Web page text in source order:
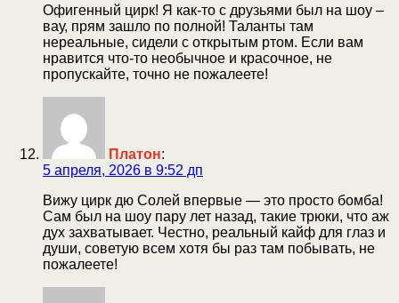
Офигенный цирк! Я как-то с друзьями был на шоу –
вау, прям зашло по полной! Таланты там
нереальные, сидели с открытым ртом. Если вам
нравится что-то необычное и красочное, не
пропускайте, точно не пожалеете!
Платон:
5 апреля, 2026 в 9:52 дп
Вижу цирк дю Солей впервые — это просто бомба!
Сам был на шоу пару лет назад, такие трюки, что аж
дух захватывает. Честно, реальный кайф для глаз и
души, советую всем хотя бы раз там побывать, не
пожалеете!